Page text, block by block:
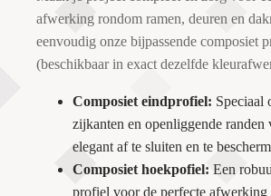
afwerking rondom ramen, deuren en
eenvoudig onze bijpassende composiet
(beschikbaar in exact dezelfde
Composiet eindprofiel: Speciaal
zijkanten en openliggende randen
elegant af te sluiten en te
Composiet hoekpofiel: Een
profiel voor de perfecte afwerking